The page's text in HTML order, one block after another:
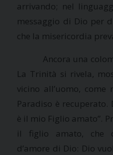
arrivando; nel
messaggio di Dio per
che la misericordia
Ancora una
La Trinità si rivela,
vicino all’uomo,
Paradiso è recuperato.
è il mio Figlio amato”.
il figlio amato, che
d’amore di Dio: Dio